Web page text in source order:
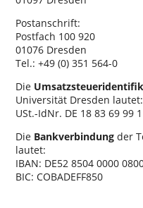
Postanschrift:
Postfach 100 920
01076 Dresden
Tel.: +49 (0) 351 564-0
Die
Universität Dresden lautet:
USt.-IdNr. DE 18 83 69 99 1
Die Bankverbindung der
lautet:
IBAN: DE52 8504 0000
BIC: COBADEFF850